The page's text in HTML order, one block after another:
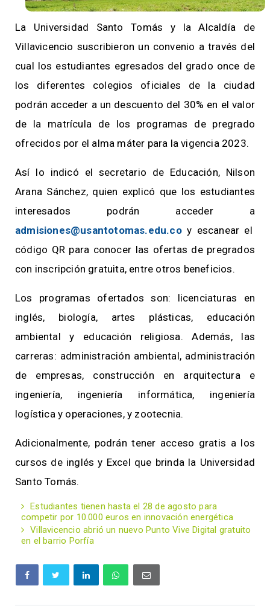
La Universidad Santo Tomás y la Alcaldía de
Villavicencio suscribieron un convenio a través del
cual los estudiantes egresados del grado once de
los diferentes colegios oficiales de la ciudad
podrán acceder a un descuento del 30% en el valor
de la matrícula de los programas de pregrado
ofrecidos por el alma máter para la vigencia 2023.
Así lo indicó el secretario de Educación, Nilson
Arana Sánchez, quien explicó que los estudiantes
interesados podrán acceder a
admisiones@usantotomas.edu.coy escanear el
código QR para conocer las ofertas de pregrados
con inscripción gratuita, entre otros beneficios.
Los programas ofertados son: licenciaturas en
inglés, biología, artes plásticas, educación
ambiental y educación religiosa. Además, las
carreras: administración ambiental, administración
de empresas, construcción en arquitectura e
ingeniería, ingeniería informática, ingeniería
logística y operaciones, y zootecnia.
Adicionalmente, podrán tener acceso gratis a los
cursos de inglés y Excel que brinda la Universidad
Santo Tomás.
Estudiantes tienen hasta el 28 de agosto para
competir por 10.000 euros en innovación energética
Villavicencio abrió un nuevo Punto Vive Digital gratuito
en el barrio Porfía